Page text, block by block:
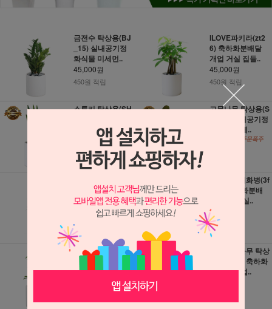
금전수 탁상용(BJ
_15) 실내공기정
화식물 미세먼..
45,000원
450원 적립
ILOVE파키라(zt2
6) 축하화분배달
개업 거실 집들..
45,000원
450원 적립
스투키 탁상용(SH
화식물 미세먼..
45,000원
450원 적립
고무나무 탁상용(S
H_64) 실내공기정
화식물 미세..
(g_133) 축하화분
배달 개업..
49,000원
490원 적립
무지개유리화병(3f
671) 축하화분배
달 개업 거실..
49,000원
490원 적립
홍콩야자 탁상용
(BJ_09) 축하화분
배달 개업 거..
뱅갈고무나무 탁상
용(BJ_07) 축하화
분배달 개업..